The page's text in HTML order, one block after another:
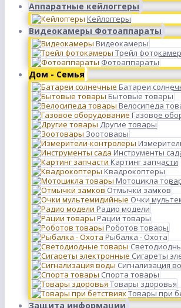
Аппаратные кейлоггеры
Кейлоггеры
Видеокамеры Фотоаппараты
Видеокамеры
Трейл
Фотоаппараты
Дом - Семья
Батареи
Бытовые товары
Велосипеда
Газовое
Другие товары
Зоотовары
Инструменты
Картинг запчасти
Квадрокоптеры
Мотоцикла
Отмычки замков
Очки
Радио модели
Рации товары
Роботов товары
Рыбалка - Охота
Сигареты
Сигнализация
Спорта товары
Товары здоровья
Товары при
Защита информации